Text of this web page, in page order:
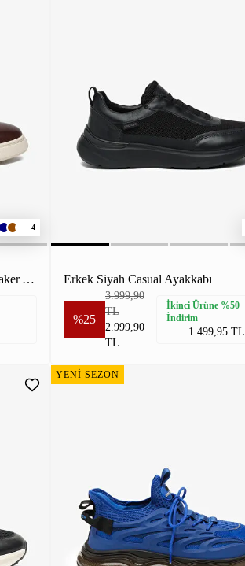
4
Erkek Kahverengi Hakiki Deri Sneaker Ayakkabı Erkek Siyah Casual Ayakkabı
%25
3.999,90
TL
2.999,90
TL
İkinci Ürüne %50
İndirim
1.499,95 TL
YENİ SEZON